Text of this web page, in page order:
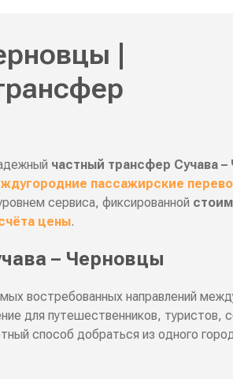
|
частный трансфер Сучава
пассажирские
сервиса, фиксированной
цены.
– Черновцы
востребованных направлений
для путешественников, туристов,
способ добраться из одного